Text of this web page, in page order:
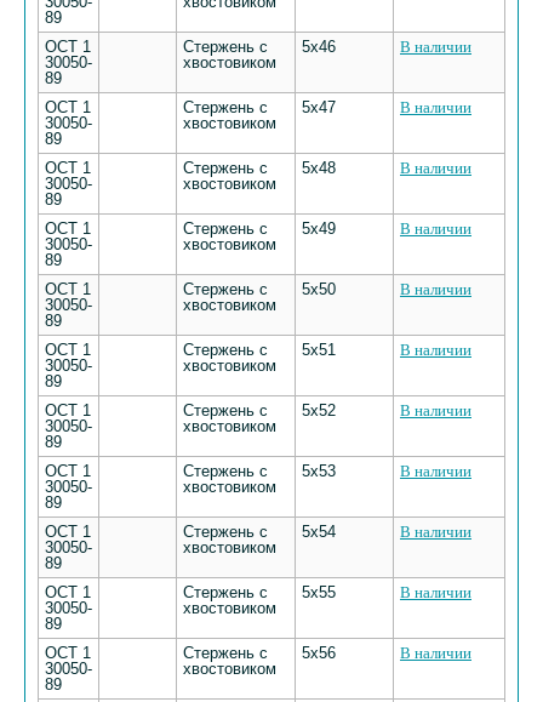
89
ОСТ 1
30050-
89
Стержень с
хвостовиком
5х46 В наличии
ОСТ 1
30050-
89
Стержень с
хвостовиком
5х47 В наличии
ОСТ 1
30050-
89
Стержень с
хвостовиком
5х48 В наличии
ОСТ 1
30050-
89
Стержень с
хвостовиком
5х49 В наличии
ОСТ 1
30050-
89
Стержень с
хвостовиком
5х50 В наличии
ОСТ 1
30050-
89
Стержень с
хвостовиком
5х51 В наличии
ОСТ 1
30050-
89
Стержень с
хвостовиком
5х52 В наличии
ОСТ 1
30050-
89
Стержень с
хвостовиком
5х53 В наличии
ОСТ 1
30050-
89
Стержень с
хвостовиком
5х54 В наличии
ОСТ 1
30050-
89
Стержень с
хвостовиком
5х55 В наличии
ОСТ 1
30050-
89
Стержень с
хвостовиком
5х56 В наличии